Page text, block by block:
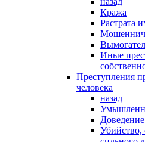
Кража
Растрата
Иные
Преступления
человека
назад
Убийство,